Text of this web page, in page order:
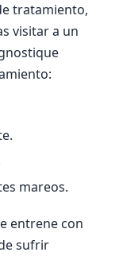
tratamiento,
visitar a un
mareos.
entrene con
sufrir